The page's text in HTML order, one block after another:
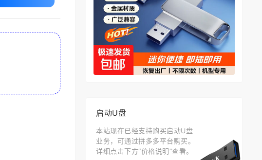
启动U盘
本站现在已经支持购买启动U盘
业务，可通过拼多多平台购买。
详细点击下方“价格说明”查看。